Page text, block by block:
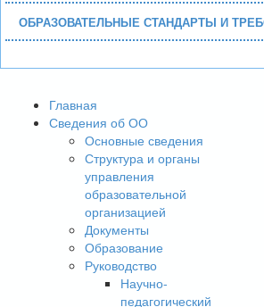
ОБРАЗОВАТЕЛЬНЫЕ СТАНДАРТЫ И
Главная
Сведения об ОО
Основные сведения
Структура и органы
управления
образовательной
организацией
Документы
Образование
Руководство
Научно-
педагогический